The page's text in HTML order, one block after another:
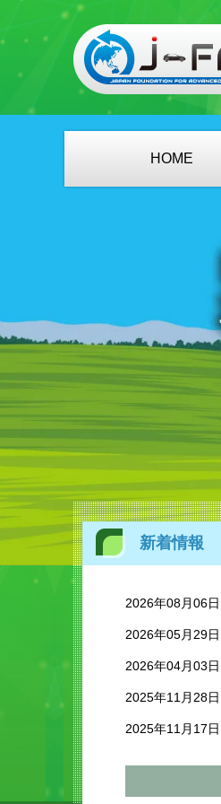
HOME
新着情報
2026年08月06日
2026年05月29日
2026年04月03日
2025年11月28日
2025年11月17日